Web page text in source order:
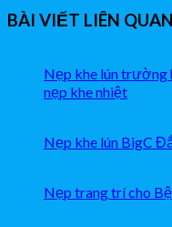
BÀI VIẾT LIÊN QUAN
Nẹp khe lún trường
nẹp khe nhiệt
Nẹp khe lún BigC
Nẹp trang trí cho